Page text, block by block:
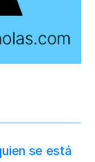
se está